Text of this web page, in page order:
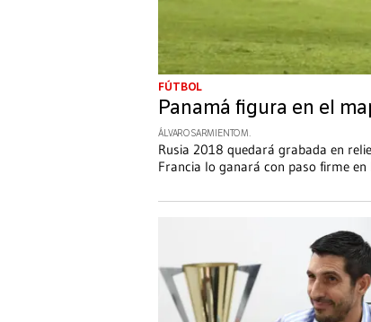
FÚTBOL
Panamá figura en el
ÁLVARO SARMIENTO M.
Rusia 2018 quedará grabada en
Francia lo ganará con paso firme en